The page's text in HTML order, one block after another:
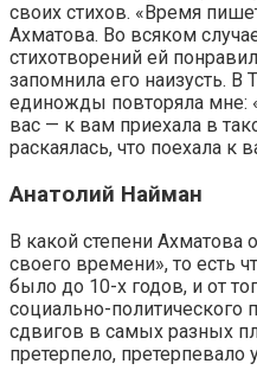
своих стихов. «Время
Ахматова. Во всяком
стихотворений ей
запомнила его наизусть.
единожды повторяла мне:
вас — к вам приехала в
раскаялась, что поехала к
Анатолий Найман
В какой степени Ахматова
своего времени», то есть
было до 10-х годов, и от
социально-
сдвигов в самых разных
претерпело, претерпевало